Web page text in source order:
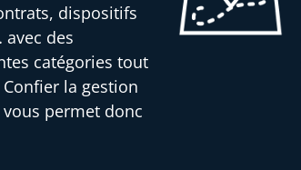
dispositifs
des
catégories tout
la gestion
permet donc